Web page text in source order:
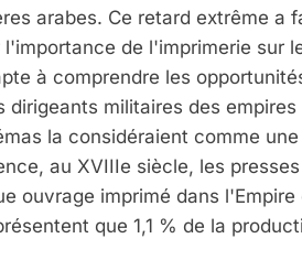
arabes. Ce retard extrême a
de l'imprimerie sur
à comprendre les
militaires des
la considéraient comme
au XVIIIe siècle, les
ouvrage imprimé dans l'Empire
que 1,1 % de la